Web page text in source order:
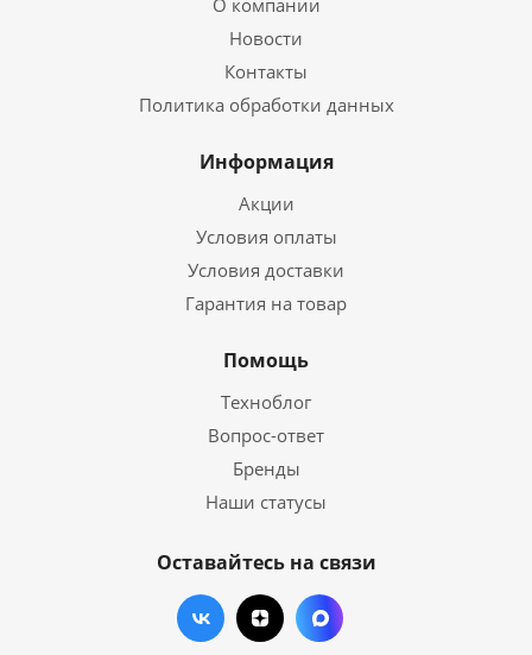
О компании
Новости
Контакты
Политика обработки данных
Информация
Акции
Условия оплаты
Условия доставки
Гарантия на товар
Помощь
Техноблог
Вопрос-ответ
Бренды
Наши статусы
Оставайтесь на связи